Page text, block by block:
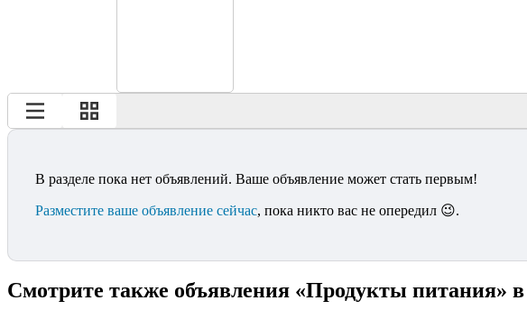
В разделе пока нет объявлений. Ваше объявление может стать первым!
Разместите ваше объявление сейчас, пока никто вас не опередил 😉.
Смотрите также объявления «Продукты питания» в